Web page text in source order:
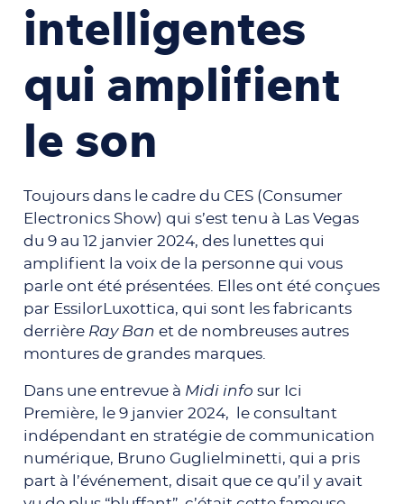
intelligentes
qui amplifient
le son
Toujours dans le cadre du CES (Consumer
Electronics Show) qui s’est tenu à Las Vegas
du 9 au 12 janvier 2024, des lunettes qui
amplifient la voix de la personne qui vous
parle ont été présentées. Elles ont été conçues
par EssilorLuxottica, qui sont les fabricants
derrière Ray Ban et de nombreuses autres
montures de grandes marques.
Dans une entrevue à Midi info sur Ici
Première, le 9 janvier 2024, leconsultant
indépendant en stratégie de communication
numérique, Bruno Guglielminetti, qui a pris
part à l’événement, disait que ce qu’il y avait